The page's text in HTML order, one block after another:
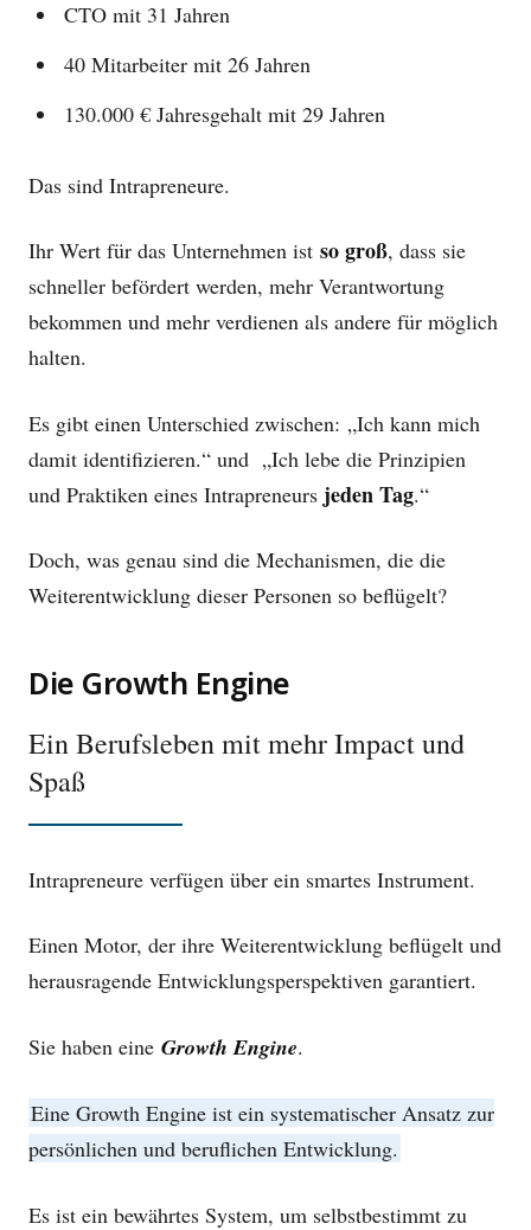
CTO mit 31 Jahren
40 Mitarbeiter mit 26 Jahren
130.000 € Jahresgehalt mit 29 Jahren
Das sind Intrapreneure.
Ihr Wert für das Unternehmen ist so groß, dass sie
schneller befördert werden, mehr Verantwortung
bekommen und mehr verdienen als andere für möglich
halten.
Es gibt einen Unterschied zwischen: „Ich kann mich
damit identifizieren.“ und „Ich lebe die Prinzipien
und Praktiken eines Intrapreneurs jeden Tag.“
Doch, was genau sind die Mechanismen, die die
Weiterentwicklung dieser Personen so beflügelt?
Die Growth Engine
Ein Berufsleben mit mehr Impact und
Spaß
Intrapreneure verfügen über ein smartes Instrument.
Einen Motor, der ihre Weiterentwicklung beflügelt und
herausragende Entwicklungsperspektiven garantiert.
Sie haben eine Growth Engine.
Eine Growth Engine ist ein systematischer Ansatz zur
persönlichen und beruflichen Entwicklung.
Es ist ein bewährtes System, um selbstbestimmt zu